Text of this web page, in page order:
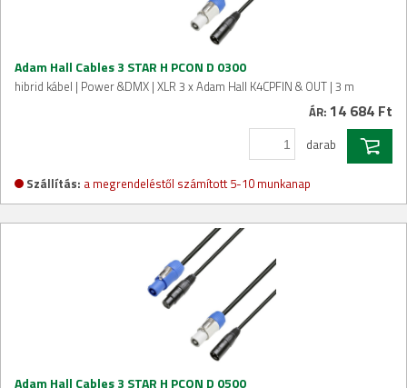
Adam Hall Cables 3 STAR H PCON D 0300
hibrid kábel | Power &DMX | XLR 3 x Adam Hall K4CPFIN & OUT | 3 m
ÁR: 14 684 Ft
darab
Szállítás: a megrendeléstől számított 5-10 munkanap
Adam Hall Cables 3 STAR H PCON D 0500